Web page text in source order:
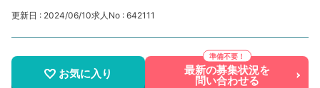
更新日 : 2024/06/10求人No : 642111
お気に入り 最新の募集状況を
問い合わせる